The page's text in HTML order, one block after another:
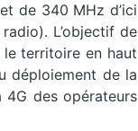
de 340 MHz d’ici
L’objectif de
territoire en haut
déploiement de la
4G des opérateurs